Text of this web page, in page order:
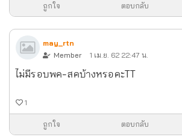
ถูกใจ ตอบกลับ
may_rtn
Member
1 เม.ย. 62 22:47 น.
ไม่มีรอบพค-สคบ้างหรอคะTT
1
ถูกใจ ตอบกลับ